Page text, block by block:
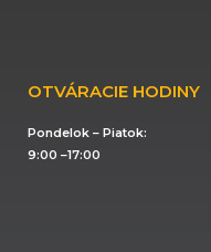
OTVÁRACIE HODINY
Pondelok – Piatok:
9:00 –17:00